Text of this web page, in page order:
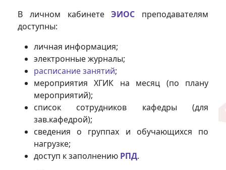
В личном кабинетеЭИОС преподавателям
доступны:
личная информация;
электронные журналы;
расписание занятий;
мероприятия ХГИК на месяц (по плану
мероприятий);
список сотрудников кафедры (для
зав.кафедрой);
сведения о группах и обучающихся по
нагрузке;
доступ к заполнению РПД.